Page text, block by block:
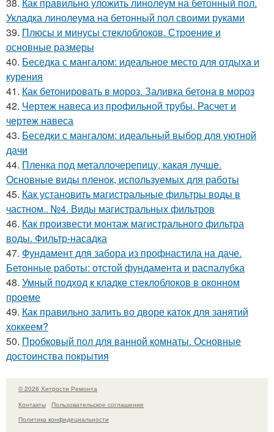
Укладка линолеума на бетонный пол своими руками
39. Плюсы и минусы стеклоблоков. Строение и
основные размеры
40. Беседка с мангалом: идеальное место для отдыха и
курения
41. Как бетонировать в мороз. Заливка бетона в мороз
42. Чертеж навеса из профильной трубы. Расчет и
чертеж навеса
43. Беседки с мангалом: идеальный выбор для уютной
дачи
44. Пленка под металлочерепицу, какая лучше.
Основные виды пленок, используемых для работы
45. Как установить магистральные фильтры воды в
частном.. №4. Виды магистральных фильтров
46. Как произвести монтаж магистрального фильтра
воды. Фильтр-насадка
47. Фундамент для забора из профнастила на даче.
Бетонные работы: отстой фундамента и распалубка
48. Умный подход к кладке стеклоблоков в оконном
проеме
49. Как правильно залить во дворе каток для занятий
хоккеем?
50. Пробковый пол для ванной комнаты. Основные
достоинства покрытия
© 2026 Хитрости Ремонта
Контакты
Пользовательское соглашение
Политика конфидециальности